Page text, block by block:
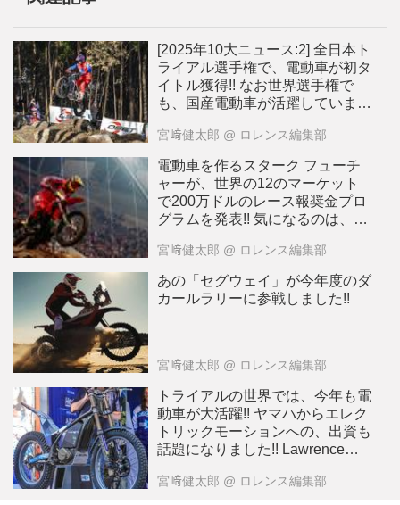
[2025年10大ニュース:2] 全日本ト
ライアル選手権で、電動車が初タ
イトル獲得!! なお世界選手権で
も、国産電動車が活躍していま
宮﨑健太郎 @ ロレンス編集部
電動車を作るスターク フューチ
ャーが、世界の12のマーケット
で200万ドルのレース報奨金プロ
グラムを発表!! 気になるのは、日
すが・・・？
宮﨑健太郎 @ ロレンス編集部
あの「セグウェイ」が今年度のダ
カールラリーに参戦しました!!
宮﨑健太郎 @ ロレンス編集部
トライアルの世界では、今年も電
動車が大活躍!! ヤマハからエレク
トリックモーションへの、出資も
話題になりました!! Lawrenceが
宮﨑健太郎 @ ロレンス編集部